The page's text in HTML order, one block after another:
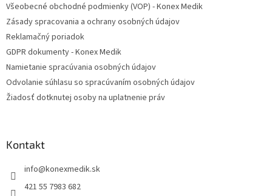
Všeobecné obchodné podmienky (VOP) - Konex Medik
Zásady spracovania a ochrany osobných údajov
Reklamačný poriadok
GDPR dokumenty - Konex Medik
Namietanie spracúvania osobných údajov
Odvolanie súhlasu so spracúvaním osobných údajov
Žiadosť dotknutej osoby na uplatnenie práv
Kontakt
info@konexmedik.sk
421 55 7983 682